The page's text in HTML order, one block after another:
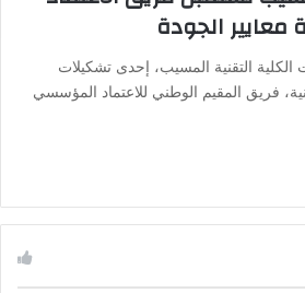
الجودة
التقنية المسيب، إحدى تشكيلات
فريق المقيم الوطني للاعتماد المؤسسي